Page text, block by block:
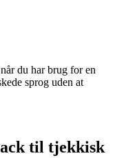
du har brug for en
sprog uden at
til tjekkisk